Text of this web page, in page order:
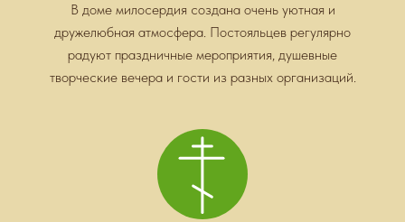
В доме милосердия создана очень уютная и
дружелюбная атмосфера. Постояльцев регулярно
радуют праздничные мероприятия, душевные
творческие вечера и гости из разных организаций.